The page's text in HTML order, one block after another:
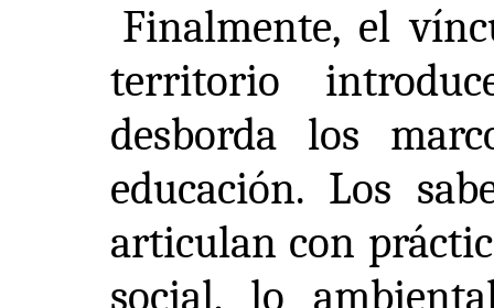
Finalmente, el
territorio
desborda los
educación. Los
articulan con
social, lo